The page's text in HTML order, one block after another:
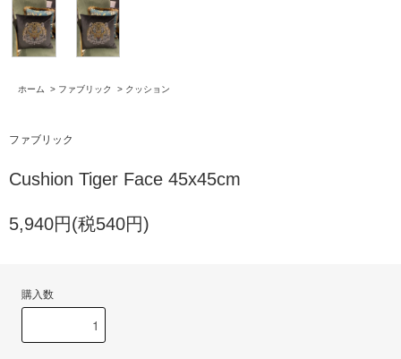
ホーム > ファブリック > クッション
ファブリック
Cushion Tiger Face 45x45cm
5,940円(税540円)
購入数